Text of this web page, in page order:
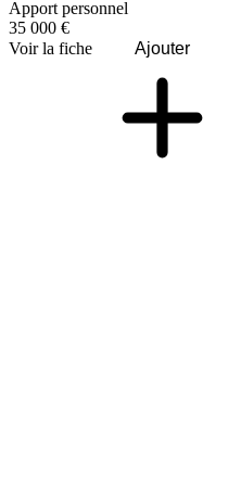
Apport personnel
35 000 €
Voir la fiche
Ajouter